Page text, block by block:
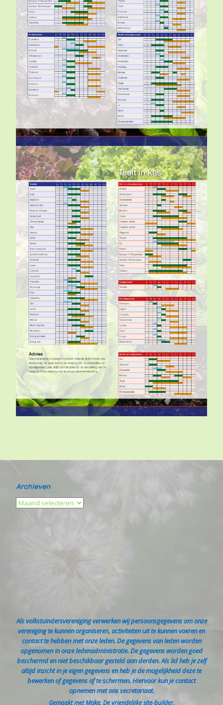
Archieven
Als volkstuindersvereniging verwerken wij persoonsgegevens om onze
vereniging te kunnen organiseren, activiteiten uit te kunnen voeren en
contact te hebben met onze leden. De gegevens van leden worden
opgenomen in onze ledenadministratie. De gegevens worden goed
beschermd en niet beschikbaar gesteld aan derden. Als lid heb je zelf
altijd inzicht in je eigen gegevens en heb je de mogelijkheid deze te
bewerken of gegevens af te schermen. Hiervoor kun je contact
opnemen met ons secretariaat.
Gemaakt metMake. De vriendelijke site-builder.